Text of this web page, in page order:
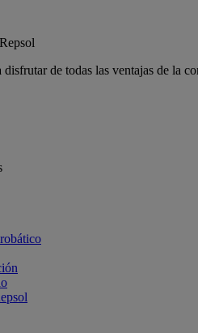
de todas las ventajas de la